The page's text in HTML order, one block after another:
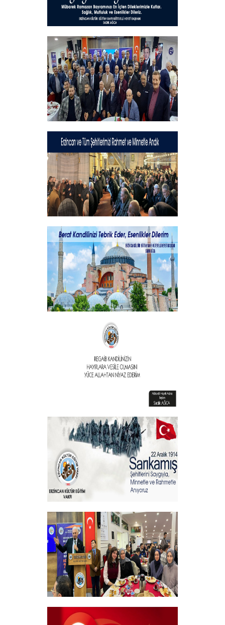
Hayırlı Bayramlar
+
Geleneksel İftar Programımız
+
Şehitlerimizi Rahmet ve Minnetle
Andık...
+
Vakıf Başkanımızdan Kandil mesajı
+
Vakıf Başkanımızdan Kandil mesajı
+
Sehitlerimizi Rahmetle Anıyoruz
+
Geleneksel Bursiyer öğrencilerimizle
kahvaltı Programı